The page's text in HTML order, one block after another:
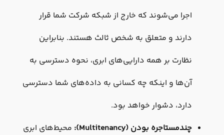
اجرا می‌شوند که خارج از شبکه شرکت شما قرار
دارند و متعلق به شخص ثالث هستند. بنابراین
نظارت بر همه دارایی‌های ابری، نحوه دسترسی به
آن‌ها و اینکه چه کسانی به داده‌های شما دسترسی
دارد، دشوار خواهد بود.
چندمستاجره بودن (Multitenancy):
محیط‌های ابری